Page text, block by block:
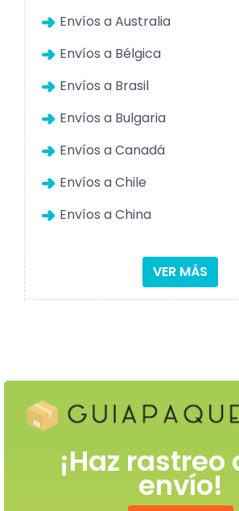
Envíos a Australia
Envíos a Bélgica
Envíos a Brasil
Envíos a Bulgaria
Envíos a Canadá
Envíos a Chile
Envíos a China
VER MÁS
¡Haz rastreo
envío!